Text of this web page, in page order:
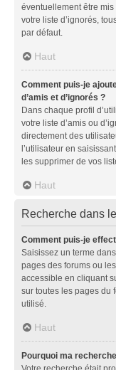
éventuellement être
votre liste d’ignorés,
par défaut.
Haut
Comment puis-je
d’amis et d’ignorés ?
Dans chaque profil
votre liste d’amis ou
directement des
l’utilisateur en
les supprimer de vos
Haut
Recherche dans
Comment puis-je
Saisissez un terme
pages des forums ou
accessible en cliquant
sur toutes les pages du
utilisé.
Haut
Pourquoi ma